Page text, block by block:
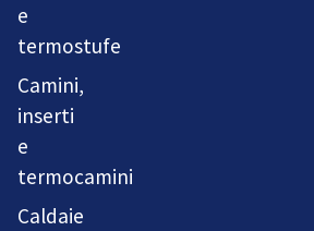
e
termostufe
Camini,
inserti
e
termocamini
Caldaie